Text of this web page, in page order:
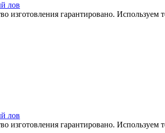
лов
гарантировано. Используем
лов
гарантировано. Используем